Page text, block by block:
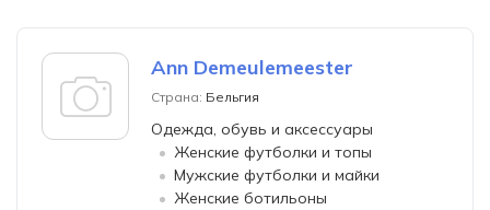
Ann Demeulemeester
Страна: Бельгия
Одежда, обувь и аксессуары
Женские футболки и топы
Мужские футболки и майки
Женские ботильоны